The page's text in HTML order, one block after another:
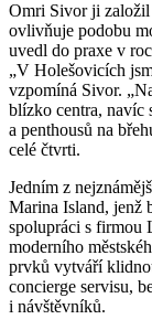
Omri Sivor ji založil
ovlivňuje podobu
uvedl do praxe v
„V Holešovicích
vzpomíná Sivor.
blízko centra, navíc
a penthousů na
celé čtvrti.
Jedním z
Marina Island, jenž
spolupráci s firmou
moderního
prvků vytváří
concierge servisu,
i návštěvníků.